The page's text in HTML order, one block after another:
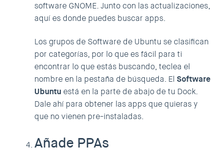
software GNOME. Junto con las actualizaciones,
aquí es donde puedes buscar apps.
Los grupos de Software de Ubuntu se clasifican
por categorías, por lo que es fácil para ti
encontrar lo que estás buscando, teclea el
nombre en la pestaña de búsqueda. El Software
Ubuntu está en la parte de abajo de tu Dock.
Dale ahí para obtener las apps que quieras y
que no vienen pre-instaladas.
Añade PPAs